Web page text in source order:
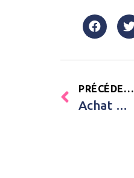
PRÉCÉDENT
Achat Puce d’oreille Madeleine en plaqué or jaune (personnalisable) – A l’unité Mon Petit Poids Unisexe